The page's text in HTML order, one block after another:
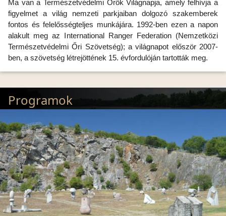
Ma van a Természetvédelmi Őrök Világnapja, amely felhívja a
figyelmet a világ nemzeti parkjaiban dolgozó szakemberek
fontos és felelősségteljes munkájára. 1992-ben ezen a napon
alakult meg az International Ranger Federation (Nemzetközi
Természetvédelmi Őri Szövetség); a világnapot először 2007-
ben, a szövetség létrejöttének 15. évfordulóján tartották meg.
Programok